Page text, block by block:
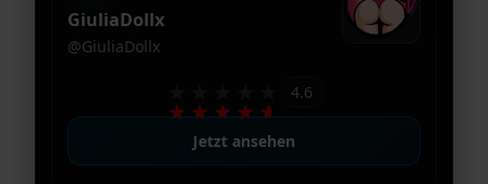
GiuliaDollx
@GiuliaDollx
★★★★★
4.6
Jetzt ansehen